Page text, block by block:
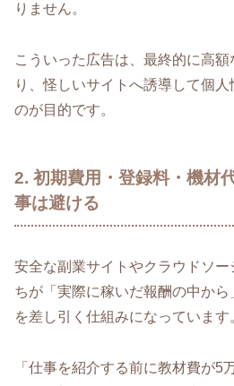
りません。
こういった広告は、最終的に高
り、怪しいサイトへ誘導して個
のが目的です。
2. 初期費用・登録料・機材
事は避ける
安全な副業サイトやクラウドソ
ちが「実際に稼いだ報酬の中か
を差し引く仕組みになっています
「仕事を紹介する前に教材費が5